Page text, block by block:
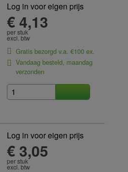
Log in voor eigen prijs
€ 4,13
per stuk
excl. btw
Gratis bezorgd v.a. €100 ex.
Vandaag besteld, maandag
verzonden
Log in voor eigen prijs
€ 3,05
per stuk
excl. btw